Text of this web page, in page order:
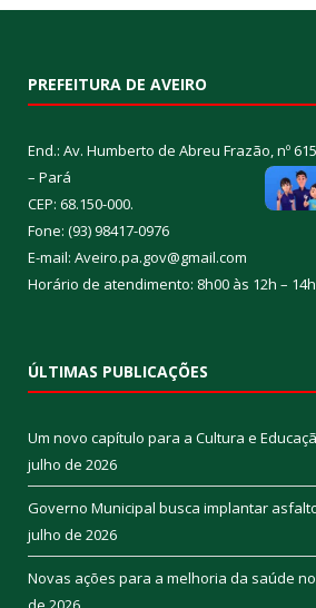
PREFEITURA DE AVEIRO
End.: Av. Humberto de Abreu Frazão, nº
– Pará
CEP: 68.150-000.
Fone: (93) 98417-0976
E-mail: Aveiro.pa.gov@gmail.com
Horário de atendimento: 8h00 às 12h –
ÚLTIMAS PUBLICAÇÕES
Um novo capítulo para a Cultura e
julho de 2026
Governo Municipal busca implantar
julho de 2026
Novas ações para a melhoria da saúde